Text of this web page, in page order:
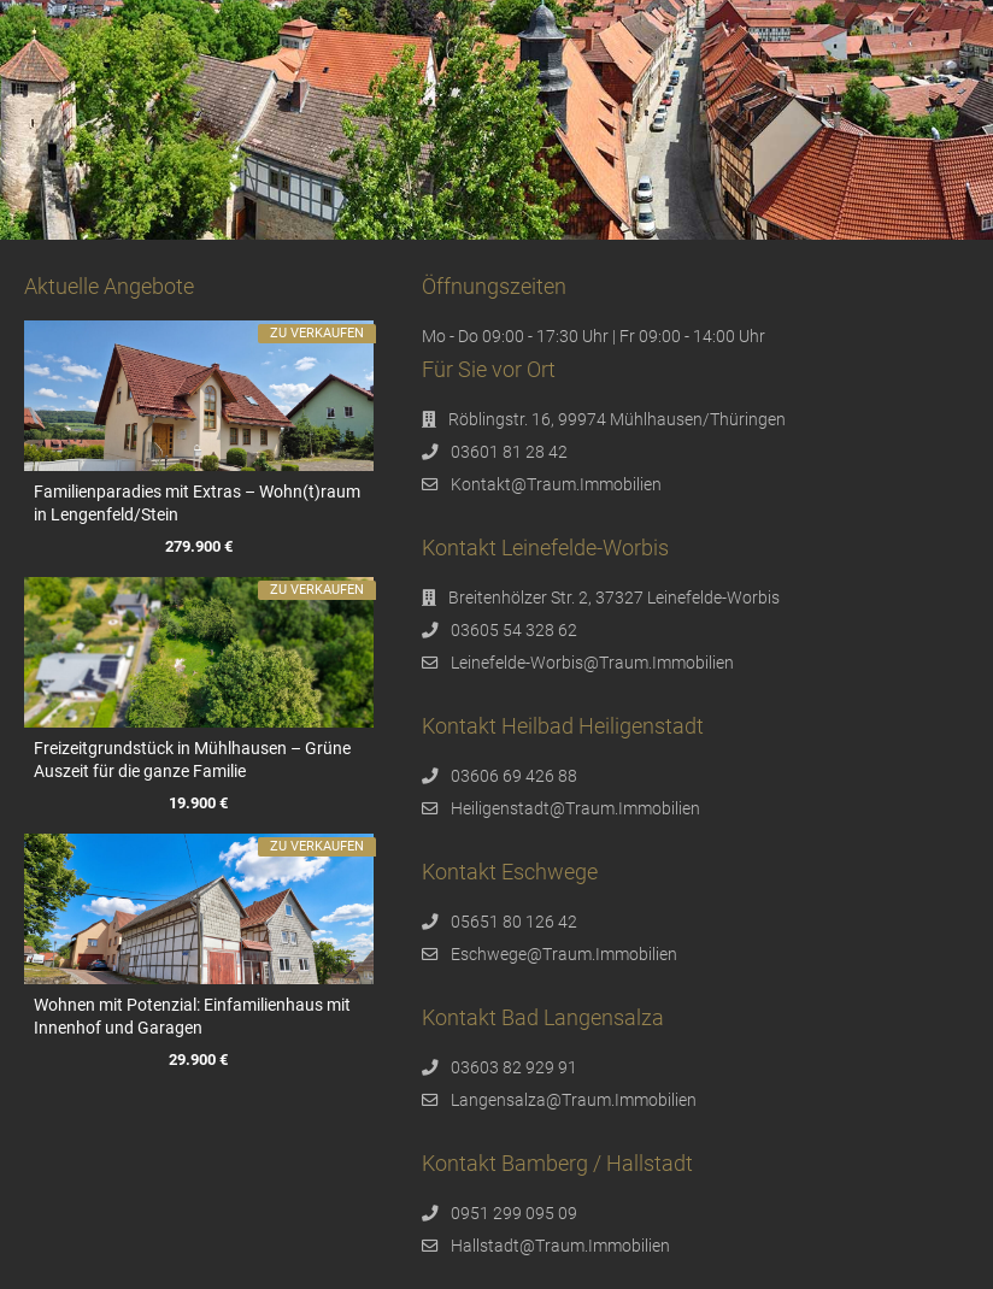
Aktuelle Angebote
Familienparadies mit Extras – Wohn(t)raum
in Lengenfeld/Stein
279.900 €
ZU VERKAUFEN
Freizeitgrundstück in Mühlhausen – Grüne
Auszeit für die ganze Familie
19.900 €
ZU VERKAUFEN
Wohnen mit Potenzial: Einfamilienhaus mit
Innenhof und Garagen
29.900 €
ZU VERKAUFEN
Öffnungszeiten
Mo - Do 09:00 - 17:30 Uhr | Fr 09:00 - 14:00 Uhr
Für Sie vor Ort
Röblingstr. 16, 99974 Mühlhausen/Thüringen
03601 81 28 42
Kontakt@Traum.Immobilien
Kontakt Leinefelde-Worbis
Breitenhölzer Str. 2, 37327 Leinefelde-Worbis
03605 54 328 62
Leinefelde-Worbis@Traum.Immobilien
Kontakt Heilbad Heiligenstadt
03606 69 426 88
Heiligenstadt@Traum.Immobilien
Kontakt Eschwege
05651 80 126 42
Eschwege@Traum.Immobilien
Kontakt Bad Langensalza
03603 82 929 91
Langensalza@Traum.Immobilien
Kontakt Bamberg / Hallstadt
0951 299 095 09
Hallstadt@Traum.Immobilien